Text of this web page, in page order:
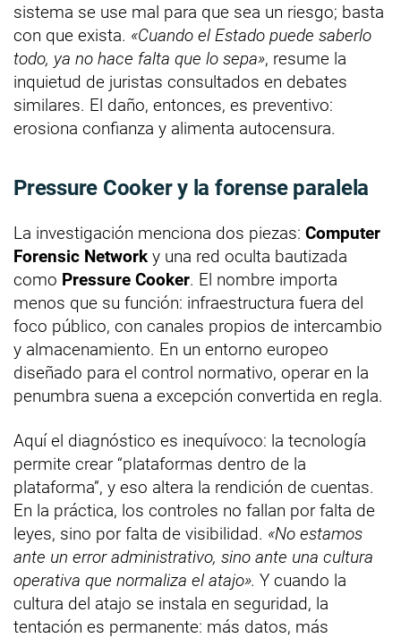
sistema se use mal para que sea un riesgo; basta
con que exista. «Cuando el Estado puede saberlo
todo, ya no hace falta que lo sepa», resume la
inquietud de juristas consultados en debates
similares. El daño, entonces, es preventivo:
erosiona confianza y alimenta autocensura.
Pressure Cooker y la forense paralela
La investigación menciona dos piezas: Computer
Forensic Network y una red oculta bautizada
como Pressure Cooker. El nombre importa
menos que su función: infraestructura fuera del
foco público, con canales propios de intercambio
y almacenamiento. En un entorno europeo
diseñado para el control normativo, operar en la
penumbra suena a excepción convertida en regla.
Aquí el diagnóstico es inequívoco: la tecnología
permite crear “plataformas dentro de la
plataforma”, y eso altera la rendición de cuentas.
En la práctica, los controles no fallan por falta de
leyes, sino por falta de visibilidad. «No estamos
ante un error administrativo, sino ante una cultura
operativa que normaliza el atajo». Y cuando la
cultura del atajo se instala en seguridad, la
tentación es permanente: más datos, más